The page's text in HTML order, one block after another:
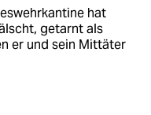
hat
getarnt als
er und sein Mittäter